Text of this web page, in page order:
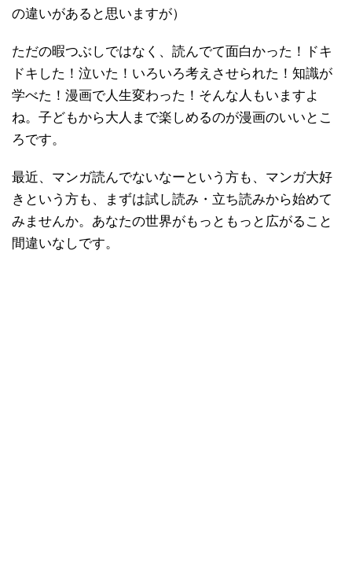
の違いがあると思いますが）
ただの暇つぶしではなく、読んでて面白かった！ドキ
ドキした！泣いた！いろいろ考えさせられた！知識が
学べた！漫画で人生変わった！そんな人もいますよ
ね。子どもから大人まで楽しめるのが漫画のいいとこ
ろです。
最近、マンガ読んでないなーという方も、マンガ大好
きという方も、まずは試し読み・立ち読みから始めて
みませんか。あなたの世界がもっともっと広がること
間違いなしです。